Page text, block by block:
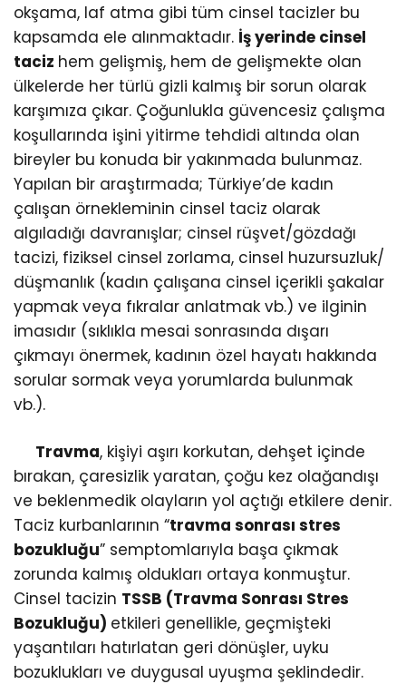
okşama, laf atma gibi tüm cinsel tacizler bu
kapsamda ele alınmaktadır. İş yerinde cinsel
taciz hem gelişmiş, hem de gelişmekte olan
ülkelerde her türlü gizli kalmış bir sorun olarak
karşımıza çıkar. Çoğunlukla güvencesiz çalışma
koşullarında işini yitirme tehdidi altında olan
bireyler bu konuda bir yakınmada bulunmaz.
Yapılan bir araştırmada; Türkiye’de kadın
çalışan örnekleminin cinsel taciz olarak
algıladığı davranışlar; cinsel rüşvet/gözdağı
tacizi, fiziksel cinsel zorlama, cinsel huzursuzluk/
düşmanlık (kadın çalışana cinsel içerikli şakalar
yapmak veya fıkralar anlatmak vb.) ve ilginin
imasıdır (sıklıkla mesai sonrasında dışarı
çıkmayı önermek, kadının özel hayatı hakkında
sorular sormak veya yorumlarda bulunmak
vb.).
Travma, kişiyi aşırı korkutan, dehşet içinde
bırakan, çaresizlik yaratan, çoğu kez olağandışı
ve beklenmedik olayların yol açtığı etkilere denir.
Taciz kurbanlarının “travma sonrası stres
bozukluğu” semptomlarıyla başa çıkmak
zorunda kalmış oldukları ortaya konmuştur.
Cinsel tacizin TSSB (Travma Sonrası Stres
Bozukluğu) etkileri genellikle, geçmişteki
yaşantıları hatırlatan geri dönüşler, uyku
bozuklukları ve duygusal uyuşma şeklindedir.